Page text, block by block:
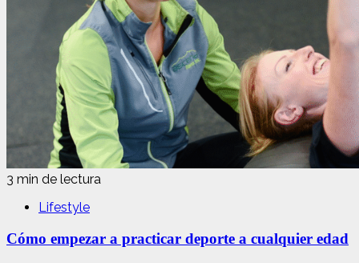
3 min de lectura
Lifestyle
Cómo empezar a practicar deporte a cualquier edad